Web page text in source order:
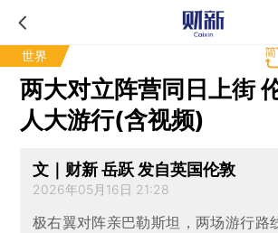
世界
两大对立阵营同日上街
人大游行(含视频)
文｜财新 岳跃 发自英国伦敦
2026年05月16日 21:28
极右翼对阵亲巴勒斯坦，两场游行路